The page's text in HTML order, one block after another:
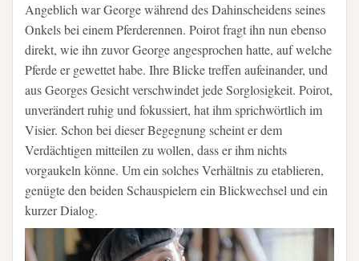
Angeblich war George während des Dahinscheidens seines
Onkels bei einem Pferderennen. Poirot fragt ihn nun ebenso
direkt, wie ihn zuvor George angesprochen hatte, auf welche
Pferde er gewettet habe. Ihre Blicke treffen aufeinander, und
aus Georges Gesicht verschwindet jede Sorglosigkeit. Poirot,
unverändert ruhig und fokussiert, hat ihm sprichwörtlich im
Visier. Schon bei dieser Begegnung scheint er dem
Verdächtigen mitteilen zu wollen, dass er ihm nichts
vorgaukeln könne. Um ein solches Verhältnis zu etablieren,
genügte den beiden Schauspielern ein Blickwechsel und ein
kurzer Dialog.